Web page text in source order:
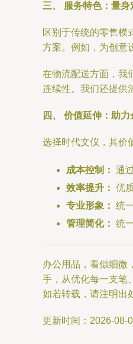
三、 服务特色：量
区别于传统的零售模
方案。例如，为创意
在物流配送方面，我
连续性。我们还提供
四、 价值延伸：助
选择时代文仪，其价
成本控制： 通
效率提升： 优
专业形象： 统
管理简化： 统
办公用品，看似细微
手，从优化每一支笔
如若转载，请注明出
更新时间：2026-08-